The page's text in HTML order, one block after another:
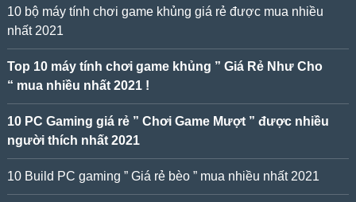
10 bộ máy tính chơi game khủng giá rẻ được mua nhiều
nhất 2021
Top 10 máy tính chơi game khủng ” Giá Rẻ Như Cho
“ mua nhiều nhất 2021 !
10 PC Gaming giá rẻ ” Chơi Game Mượt ” được nhiều
người thích nhất 2021
10 Build PC gaming ” Giá rẻ bèo ” mua nhiều nhất 2021